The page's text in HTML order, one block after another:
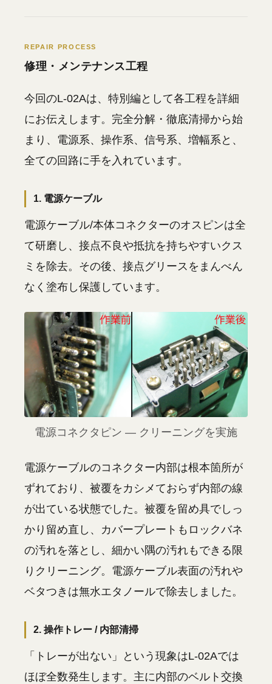
REPAIR PROCESS
修理・メンテナンス工程
今回のL-02Aは、特別編として各工程を詳細
にお伝えします。完全分解・徹底清掃から始
まり、電源系、操作系、信号系、増幅系と、
全ての回路に手を入れています。
1. 電源ケーブル
電源ケーブル/本体コネクターのオスピンは全
て研磨し、接点不良や抵抗を持ちやすいクス
ミを除去。その後、接点グリースをまんべん
なく塗布し保護しています。
電源コネクタピン — クリーニングを実施
電源ケーブルのコネクター内部は根本箇所が
ずれており、被覆をカシメておらず内部の線
が出ている状態でした。被覆を留め具でしっ
かり留め直し、カバープレートもロックバネ
の汚れを落とし、細かい隅の汚れもできる限
りクリーニング。電源ケーブル表面の汚れや
ベタつきは無水エタノールで除去しました。
2. 操作トレー / 内部清掃
「トレーが出ない」という現象はL-02Aでは
ほぼ全数発生します。主に内部のベルト交換